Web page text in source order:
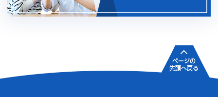
ページの
先頭へ戻る